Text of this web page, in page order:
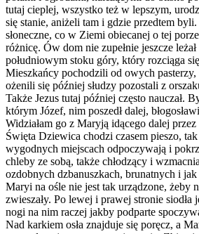
tutaj cieplej, wszystko też w lepszym,
się stanie, aniżeli tam i gdzie przedtem
słoneczne, co w Ziemi obiecanej o tej
różnicę. Ów dom nie zupełnie jeszcze
południowym stoku góry, który rozciąga
Mieszkańcy pochodzili od owych
ożenili się później słudzy pozostali z
Także Jezus tutaj później często nauczał.
którym Józef, nim poszedł dalej,
Widziałam go z Maryją idącego dalej
Święta Dziewica chodzi czasem pieszo,
wygodnych miejscach odpoczywają i
chleby ze sobą, także chłodzący i
ozdobnych dzbanuszkach, brunatnych i
Maryi na ośle nie jest tak urządzone, żeby
zwieszały. Po lewej i prawej stronie siodła
nogi na nim raczej jakby podparte
Nad karkiem osła znajduje się poręcz, a